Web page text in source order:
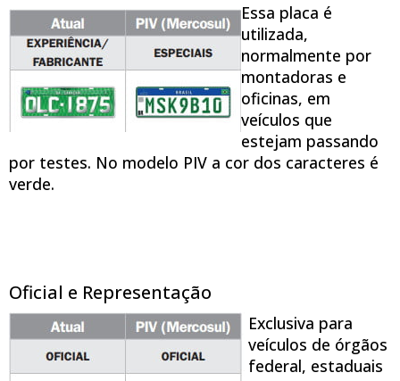
Essa placa é
utilizada,
normalmente por
montadoras e
oficinas, em
veículos que
estejam passando
por testes. No modelo PIV a cor dos caracteres é
verde.
Oficial e Representação
Exclusiva para
veículos de órgãos
federal, estaduais